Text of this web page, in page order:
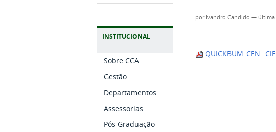
INSTITUCIONAL
Sobre CCA
Gestão
Departamentos
Assessorias
Pós-Graduação
por Ivandro Candido — última